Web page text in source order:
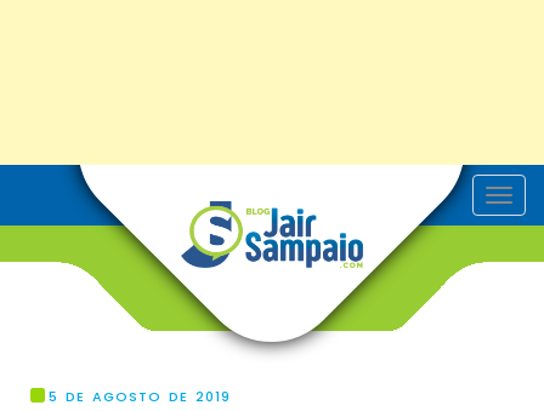
T
o
5 DE AGOSTO DE 2019